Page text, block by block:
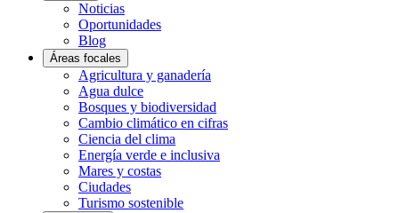
Noticias
Oportunidades
Blog
Áreas focales
Agricultura y ganadería
Agua dulce
Bosques y biodiversidad
Cambio climático en cifras
Ciencia del clima
Energía verde e inclusiva
Mares y costas
Ciudades
Turismo sostenible